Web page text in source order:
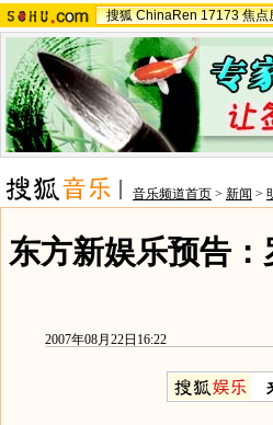
搜狐 ChinaRen 17173 焦点
音乐频道首页 > 新闻 >
东方新娱乐预告
2007年08月22日16:22